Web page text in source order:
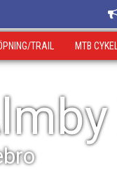
TRAIL MTB CYKEL